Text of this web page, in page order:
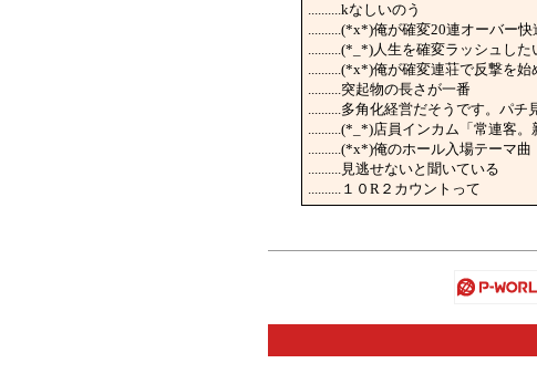
..........kなしいのう
..........(*x*)俺が確変20連オーバー
..........(*_*)人生を確変ラッシュし
..........(*x*)俺が確変連荘で反撃を
..........突起物の長さが一番
..........多角化経営だそうです。パチ
..........(*_*)店員インカム「常連客
..........(*x*)俺のホール入場テー
..........見逃せないと聞いている
..........１０R２カウントって